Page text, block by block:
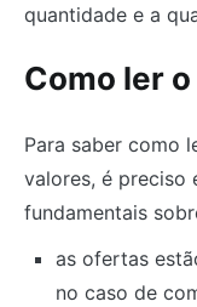
quantidade e a
Como ler
Para saber como
valores, é preciso
fundamentais
as ofertas
no caso de